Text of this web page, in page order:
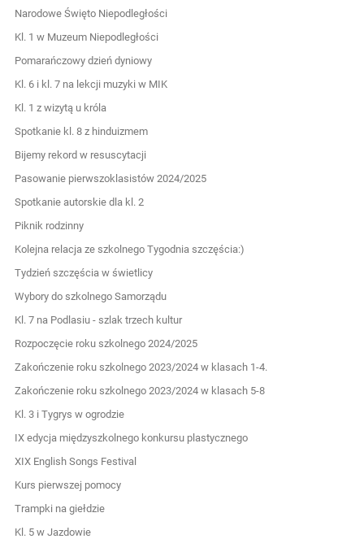
Narodowe Święto Niepodległości
Kl. 1 w Muzeum Niepodległości
Pomarańczowy dzień dyniowy
Kl. 6 i kl. 7 na lekcji muzyki w MIK
Kl. 1 z wizytą u króla
Spotkanie kl. 8 z hinduizmem
Bijemy rekord w resuscytacji
Pasowanie pierwszoklasistów 2024/2025
Spotkanie autorskie dla kl. 2
Piknik rodzinny
Kolejna relacja ze szkolnego Tygodnia szczęścia:)
Tydzień szczęścia w świetlicy
Wybory do szkolnego Samorządu
Kl. 7 na Podlasiu - szlak trzech kultur
Rozpoczęcie roku szkolnego 2024/2025
Zakończenie roku szkolnego 2023/2024 w klasach 1-4.
Zakończenie roku szkolnego 2023/2024 w klasach 5-8
Kl. 3 i Tygrys w ogrodzie
IX edycja międzyszkolnego konkursu plastycznego
XIX English Songs Festival
Kurs pierwszej pomocy
Trampki na giełdzie
Kl. 5 w Jazdowie